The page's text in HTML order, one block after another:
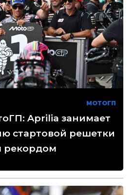
МОТОГП
Aprilia занимает
стартовой решетки
рекордом